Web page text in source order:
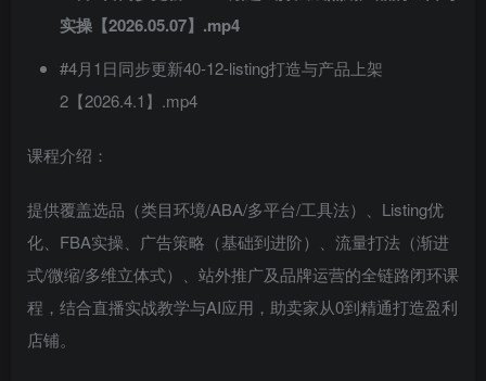
实操【2026.05.07】.mp4
#4月1日同步更新40-12-listing打造与产品上架
2【2026.4.1】.mp4
课程介绍：
提供覆盖选品（类目环境/ABA/多平台/工具法）、Listing优
化、FBA实操、广告策略（基础到进阶）、流量打法（渐进
式/微缩/多维立体式）、站外推广及品牌运营的全链路闭环课
程，结合直播实战教学与AI应用，助卖家从0到精通打造盈利
店铺。​